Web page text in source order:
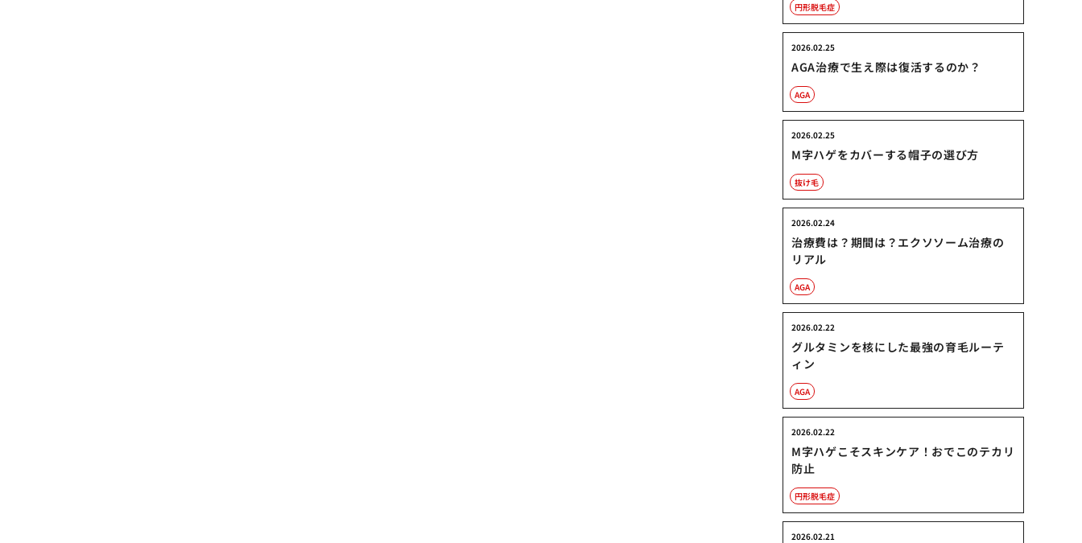
円形脱毛症
AGA治療で生え際は復活するのか？
2026.02.25
AGA
M字ハゲをカバーする帽子の選び方
2026.02.25
抜け毛
治療費は？期間は？エクソソーム治療の
リアル
2026.02.24
AGA
グルタミンを核にした最強の育毛ルーテ
ィン
2026.02.22
AGA
M字ハゲこそスキンケア！おでこのテカリ
防止
2026.02.22
円形脱毛症
2026.02.21